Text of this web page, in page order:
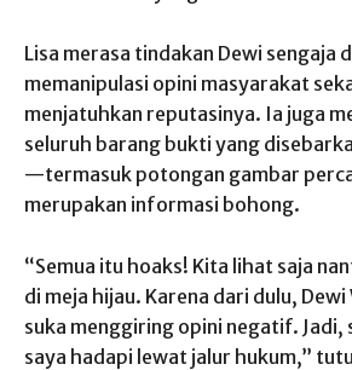
Lisa merasa tindakan Dewi sengaja
memanipulasi opini masyarakat
menjatuhkan reputasinya. Ia juga
seluruh barang bukti yang
—termasuk potongan gambar
merupakan informasi bohong.
“Semua itu hoaks! Kita lihat saja
di meja hijau. Karena dari dulu, Dewi
suka menggiring opini negatif. Jadi,
saya hadapi lewat jalur hukum,”